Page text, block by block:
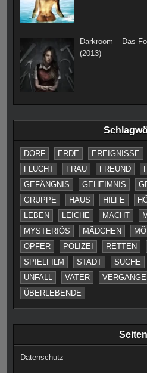
Darkroom – Das
(2013)
DORF ERDE EREIGNISSE
FLUCHT
FRAU FREUND
GEFÄNGNIS
GEHEIMNIS
GRUPPE
HAUS HILFE
LEBEN
LEICHE MACHT
MYSTERIÖS
MÄDCHEN
OPFER
POLIZEI RETTEN
SPIELFILM
STADT SUCHE
UNFALL
VATER
ÜBERLEBENDE
Seiten
Datenschutz